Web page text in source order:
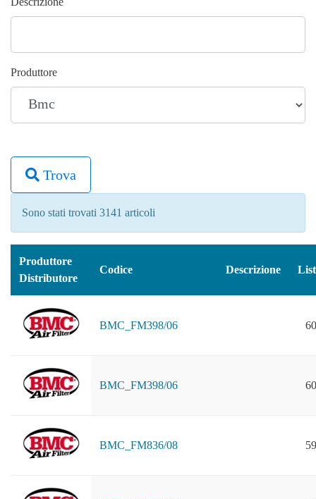
Produttore
Trova
Sono stati trovati 3141 articoli
Produttore
Distributore
Codice Descrizione
BMC_FM398/06
BMC_FM398/06
BMC_FM836/08